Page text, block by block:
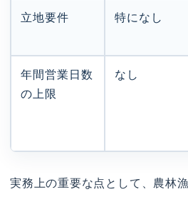
立地要件 特になし
年間営業日数
の上限
なし
実務上の重要な点として、農林